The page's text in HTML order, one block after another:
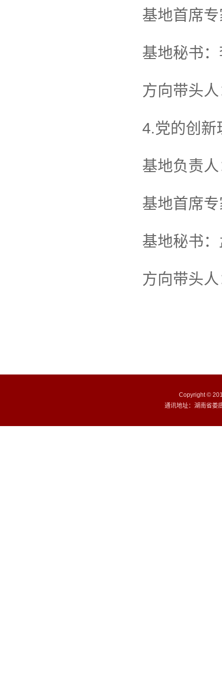
基地首席
基地秘书
方向带头
4.党的创新
基地负责
基地首席
基地秘书
方向带头
Copyright ©
通讯地址：湖南省娄